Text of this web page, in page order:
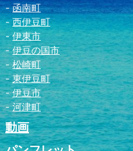
函南町
西伊豆町
伊東市
伊豆の国市
松崎町
東伊豆町
伊豆市
河津町
動画